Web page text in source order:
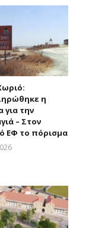
η
για την
– Στον
ΕΦ το πόρισμα